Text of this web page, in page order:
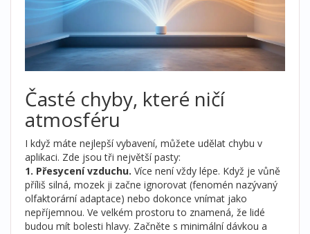
Časté chyby, které ničí
atmosféru
I když máte nejlepší vybavení, můžete udělat chybu v
aplikaci. Zde jsou tři největší pasty:
1. Přesycení vzduchu. Více není vždy lépe. Když je vůně
příliš silná, mozek ji začne ignorovat (fenomén nazývaný
olfaktorární adaptace) nebo dokonce vnímat jako
nepříjemnou. Ve velkém prostoru to znamená, že lidé
budou mít bolesti hlavy. Začněte s minimální dávkou a